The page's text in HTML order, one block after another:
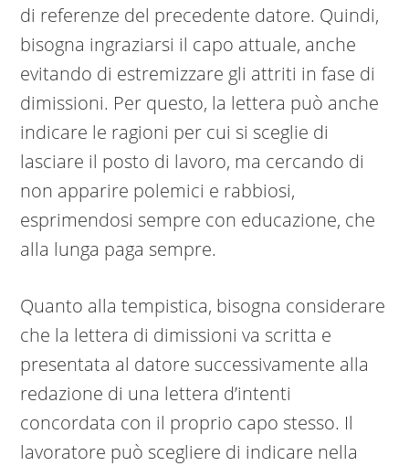
di referenze del precedente datore. Quindi,
bisogna ingraziarsi il capo attuale, anche
evitando di estremizzare gli attriti in fase di
dimissioni. Per questo, la lettera può anche
indicare le ragioni per cui si sceglie di
lasciare il posto di lavoro, ma cercando di
non apparire polemici e rabbiosi,
esprimendosi sempre con educazione, che
alla lunga paga sempre.
Quanto alla tempistica, bisogna considerare
che la lettera di dimissioni va scritta e
presentata al datore successivamente alla
redazione di una lettera d’intenti
concordata con il proprio capo stesso. Il
lavoratore può scegliere di indicare nella